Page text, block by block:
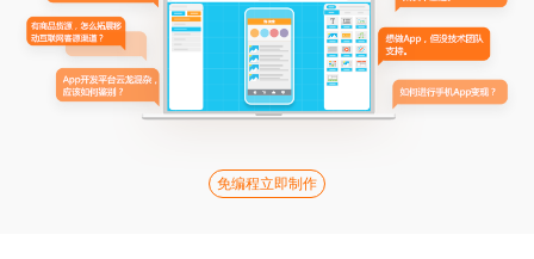
免编程立即制作